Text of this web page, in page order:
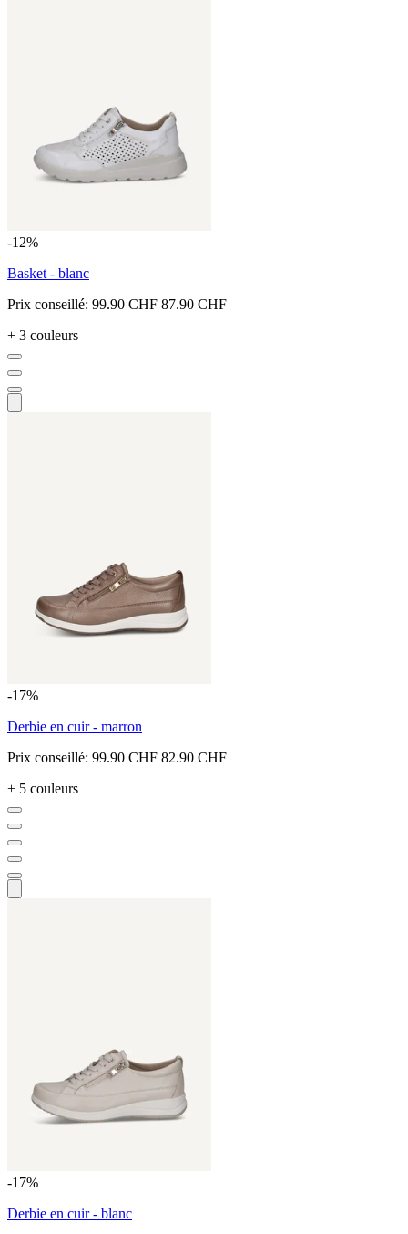
-12%
Basket - blanc
Prix conseillé: 99.90 CHF 87.90 CHF
+ 3 couleurs
-17%
Derbie en cuir - marron
Prix conseillé: 99.90 CHF 82.90 CHF
+ 5 couleurs
-17%
Derbie en cuir - blanc